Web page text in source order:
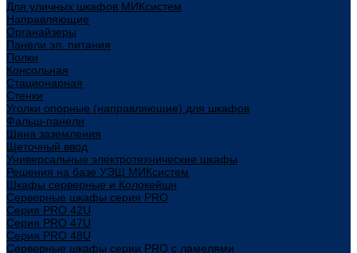
Для уличных шкафов МИКсистем
Направляющие
Органайзеры
Панели эл. питания
Полки
Консольная
Стационарная
Стенки
Уголки опорные (направляющие) для шкафов
Фальш-панели
Шина заземления
Щеточный ввод
Универсальные электротехнические шкафы
Решения на базе УЭШ МИКсистем
Шкафы серверные и Колокейшн
Серверные шкафы серия PRO
Серия PRO 42U
Серия PRO 47U
Серия PRO 48U
Серверные шкафы серии PRO с ламелями